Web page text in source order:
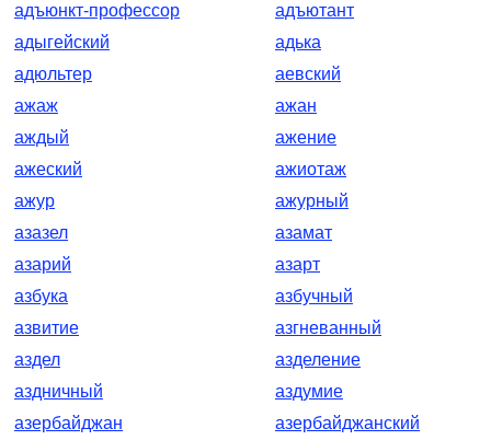
адъюнкт-профессор
адъютант
адыгейский
адька
адюльтер
аевский
ажаж
ажан
аждый
ажение
ажеский
ажиотаж
ажур
ажурный
азазел
азамат
азарий
азарт
азбука
азбучный
азвитие
азгневанный
аздел
азделение
аздничный
аздумие
азербайджан
азербайджанский